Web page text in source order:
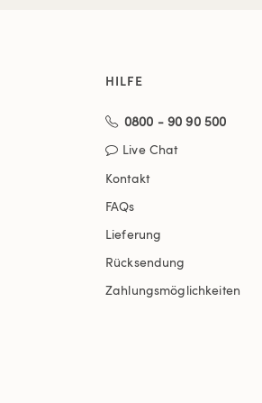
HILFE
0800 - 90 90 500
Live Chat
Kontakt
FAQs
Lieferung
Rücksendung
Zahlungsmöglichkeiten